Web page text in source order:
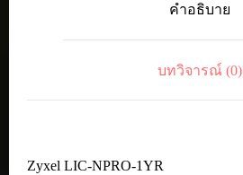
คำอธิบาย
บทวิจารณ์ (0)
Zyxel LIC-NPRO-1YR